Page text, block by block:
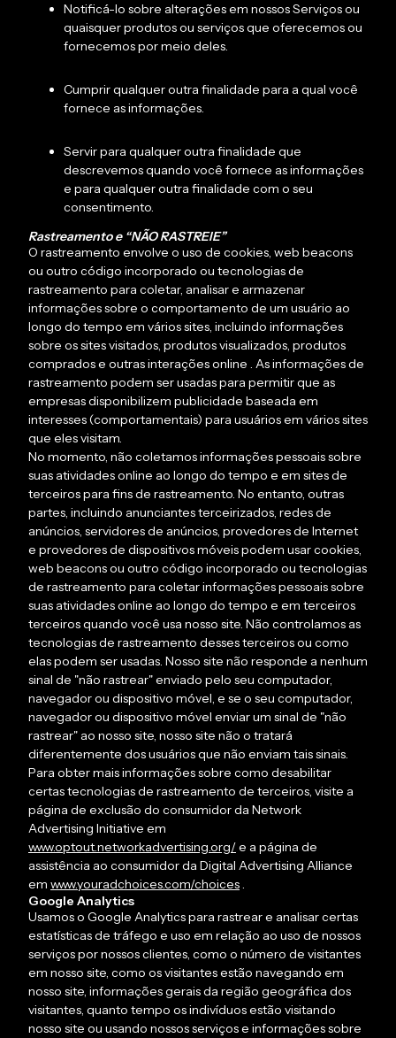
Notificá-lo sobre alterações em nossos Serviços ou
quaisquer produtos ou serviços que oferecemos ou
fornecemos por meio deles.
Cumprir qualquer outra finalidade para a qual você
fornece as informações.
Servir para qualquer outra finalidade que
descrevemos quando você fornece as informações
e para qualquer outra finalidade com o seu
consentimento.
Rastreamento e “NÃO RASTREIE”
O rastreamento envolve o uso de cookies, web beacons
ou outro código incorporado ou tecnologias de
rastreamento para coletar, analisar e armazenar
informações sobre o comportamento de um usuário ao
longo do tempo em vários sites, incluindo informações
sobre os sites visitados, produtos visualizados, produtos
comprados e outras interações online . As informações de
rastreamento podem ser usadas para permitir que as
empresas disponibilizem publicidade baseada em
interesses (comportamentais) para usuários em vários sites
que eles visitam.
No momento, não coletamos informações pessoais sobre
suas atividades online ao longo do tempo e em sites de
terceiros para fins de rastreamento. No entanto, outras
partes, incluindo anunciantes terceirizados, redes de
anúncios, servidores de anúncios, provedores de Internet
e provedores de dispositivos móveis podem usar cookies,
web beacons ou outro código incorporado ou tecnologias
de rastreamento para coletar informações pessoais sobre
suas atividades online ao longo do tempo e em terceiros
terceiros quando você usa nosso site. Não controlamos as
tecnologias de rastreamento desses terceiros ou como
elas podem ser usadas. Nosso site não responde a nenhum
sinal de "não rastrear" enviado pelo seu computador,
navegador ou dispositivo móvel, e se o seu computador,
navegador ou dispositivo móvel enviar um sinal de "não
rastrear" ao nosso site, nosso site não o tratará
diferentemente dos usuários que não enviam tais sinais.
Para obter mais informações sobre como desabilitar
certas tecnologias de rastreamento de terceiros, visite a
página de exclusão do consumidor da Network
Advertising Initiative em
www.optout.networkadvertising.org/e a página de
assistência ao consumidor da Digital Advertising Alliance
em www.youradchoices.com/choices.
Google Analytics
Usamos o Google Analytics para rastrear e analisar certas
estatísticas de tráfego e uso em relação ao uso de nossos
serviços por nossos clientes, como o número de visitantes
em nosso site, como os visitantes estão navegando em
nosso site, informações gerais da região geográfica dos
visitantes, quanto tempo os indivíduos estão visitando
nosso site ou usando nossos serviços e informações sobre